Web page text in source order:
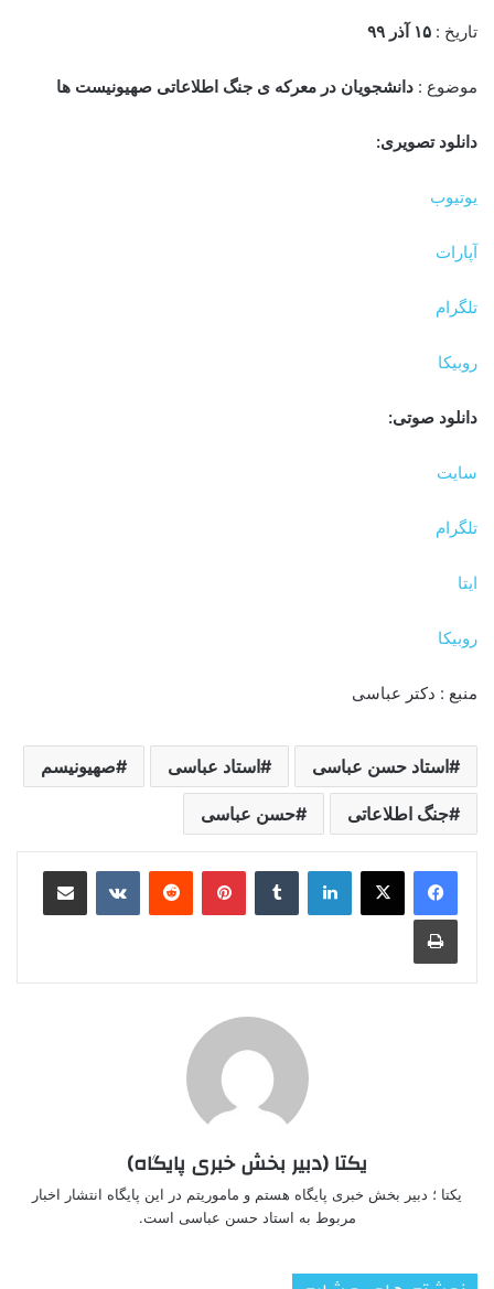
تاریخ : ۱۵ آذر ۹۹
موضوع : دانشجویان در معرکه ی جنگ اطلاعاتی صهیونیست ها
دانلود تصویری:
یوتیوب
آپارات
تلگرام
روبیکا
دانلود صوتی:
سایت
تلگرام
ایتا
روبیکا
منبع : دکتر عباسی
استاد حسن عباسی استاد عباسی صهیونیسم
جنگ اطلاعاتی حسن عباسی
لینکدین ‫تامبلر ‫پین‌ترست‫رددیت ‫VKontakteاشتراک گذاری از طریق ایمیل
چاپ
یکتا (دبیر بخش خبری پایگاه)
یکتا ؛ دبیر بخش خبری پایگاه هستم و ماموریتم در این پایگاه انتشار اخبار
مربوط به استاد حسن عباسی است.